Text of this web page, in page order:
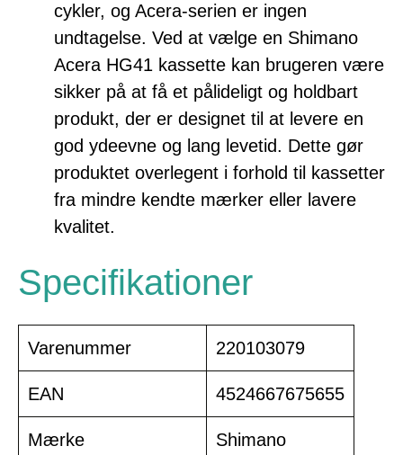
cykler, og Acera-serien er ingen
undtagelse. Ved at vælge en Shimano
Acera HG41 kassette kan brugeren være
sikker på at få et pålideligt og holdbart
produkt, der er designet til at levere en
god ydeevne og lang levetid. Dette gør
produktet overlegent i forhold til kassetter
fra mindre kendte mærker eller lavere
kvalitet.
Specifikationer
Varenummer 220103079
EAN 4524667675655
Mærke Shimano